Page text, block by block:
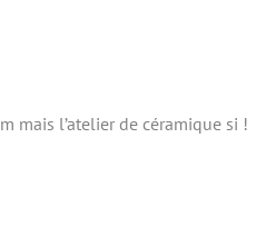
mais l’atelier de céramique si !